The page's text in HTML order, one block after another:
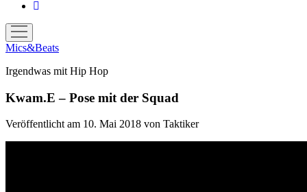
Menü
öffnen
Mics&Beats
Irgendwas mit Hip Hop
Kwam.E – Pose mit der Squad
Veröffentlicht am 10. Mai 2018 von Taktiker